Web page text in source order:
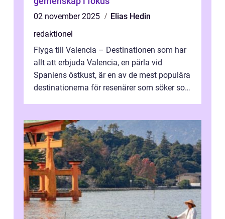
02 november 2025
Elias Hedin
redaktionel
Flyga till Valencia – Destinationen som har
allt att erbjuda Valencia, en pärla vid
Spaniens östkust, är en av de mest populära
destinationerna för resenärer som söker sol,